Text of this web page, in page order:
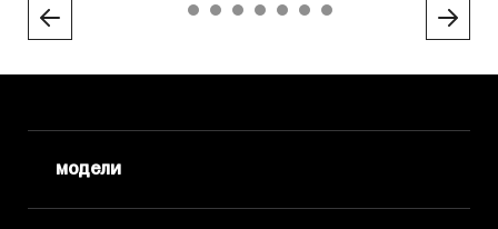
модели